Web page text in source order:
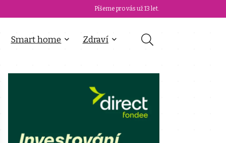
Píšeme pro vás už 13 let.
Smart home Zdraví